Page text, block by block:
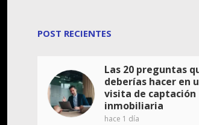
POST RECIENTES
Las 20 preguntas
deberías hacer en
visita de captación
inmobiliaria
hace 1 día